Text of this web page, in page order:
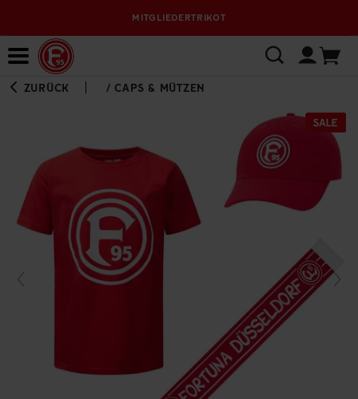
MITGLIEDERTRIKOT
ZURÜCK / CAPS & MÜTZEN